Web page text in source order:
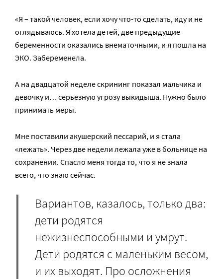
«Я – такой человек, если хочу что-то сделать, иду и не
оглядываюсь. Я хотела детей, две предыдущие
беременности оказались внематочными, и я пошла на
ЭКО. Забеременела.
А на двадцатой неделе скрининг показал мальчика и
девочку и… серьезную угрозу выкидыша. Нужно было
принимать меры.
Мне поставили акушерский пессарий, и я стала
«лежать». Через две недели лежала уже в больнице на
сохранении. Спасло меня тогда то, что я не знала
всего, что знаю сейчас.
Вариантов, казалось, только два:
дети родятся
нежизнеспособными и умрут.
Дети родятся с маленьким весом,
и их выходят. Про осложнения